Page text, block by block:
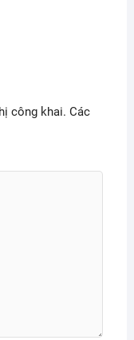
công khai. Các